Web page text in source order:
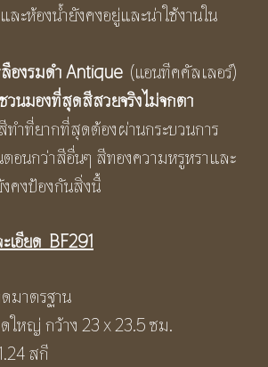
ละห้องน้ำยังคงอยู่และน่าใช้งานใน
องรมดำAntique (แอนทีคคัลเลอร์)
วนมองที่สุดสีสวยจริงไม่จกตา
ทำที่ยากที่สุดต้องผ่านกระบวนการ
อนกว่าสีอื่นๆ สีทองความหรูหราและ
งคงป้องกันสิ่งนี้
เอียด BF291
มาตรฐาน
ใหญ่ กว้าง 23 x 23.5 ซม.
สกี